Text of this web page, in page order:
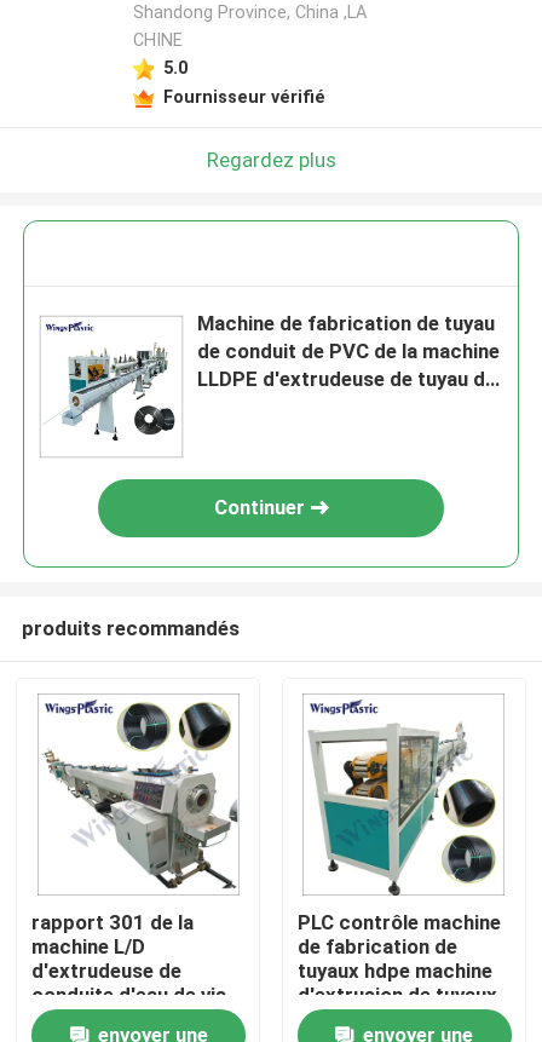
Produits
Au sujet de nous
Shandong Province, China ,LA
CHINE
5.0
Fournisseur vérifié
Regardez plus
Machine de fabrication de tuyau
de conduit de PVC de la machine
LLDPE d'extrudeuse de tuyau de
Continuer
produits recommandés
rapport 301 de la
machine L/D
d'extrudeuse de
conduite d'eau de vis
de 20-110mm
envoyer une
PLC contrôle machine
de fabrication de
tuyaux hdpe machine
d'extrusion de tuyaux
hdpe machine de
envoyer une